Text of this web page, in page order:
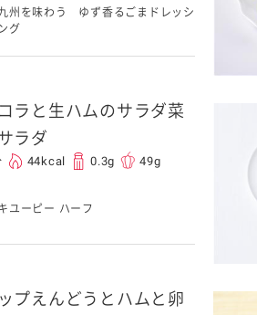
ツ
キユーピー３分
州を味わう ゆず香るごまドレッシ
グ
ラと生ハムのサラダ菜
ラダ
44kcal 0.3g 49g
ユーピー ハーフ
プえんどうとハムと卵